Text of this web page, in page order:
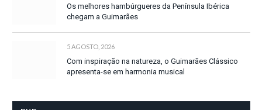
Os melhores hambúrgueres da Península Ibérica
chegam a Guimarães
5 AGOSTO, 2026
Com inspiração na natureza, o Guimarães Clássico
apresenta-se em harmonia musical